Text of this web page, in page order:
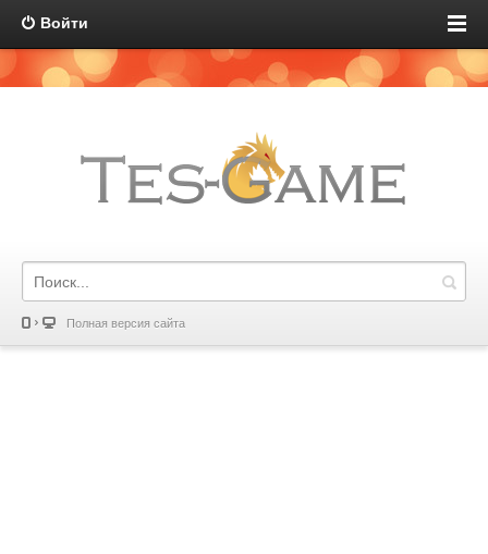
Войти
Полная версия сайта